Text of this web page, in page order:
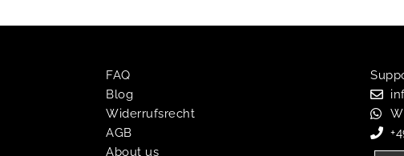
FAQ
Blog
Widerrufsrecht
AGB
About us